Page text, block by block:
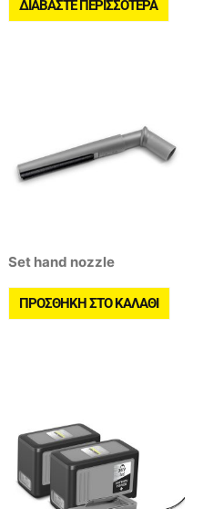
ΔΙΑΒΆΣΤΕ ΠΕΡΙΣΣΌΤΕΡΑ
Set hand nozzle
ΠΡΟΣΘΉΚΗ ΣΤΟ ΚΑΛΆΘΙ